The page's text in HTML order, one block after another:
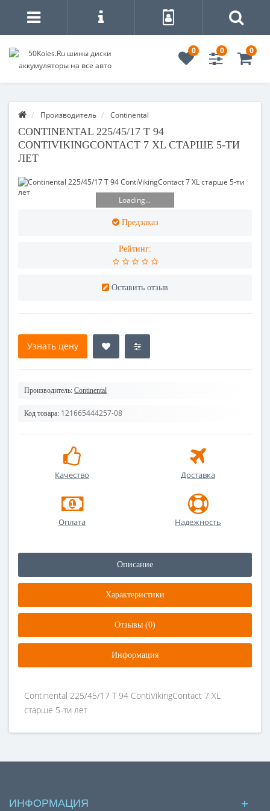
0 0 0
Производитель Continental
CONTINENTAL 225/45/17 T 94
CONTIVIKINGCONTACT 7 XL СТАРШЕ 5-ТИ
ЛЕТ
Loading...
Предзаказ
Рейтинг:
Оставить отзыв
Узнать цену
Производитель: Continental
Код товара: 121665444257-08
Качество Доставка
Оплата Надежность
Описание
Характеристики
Отзывы (0)
Информация
Continental 225/45/17 T 94 ContiVikingContact 7 XL
старше 5-ти лет
ИНФОРМАЦИЯ